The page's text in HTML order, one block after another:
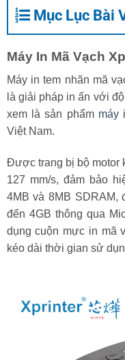
Mục Lục Bài
Máy In Mã Vạch
Máy in tem nhãn mã
là giải pháp in ấn với
xem là sản phẩm máy
Việt Nam.
Được trang bị bộ motor
127 mm/s, đảm bảo
4MB và 8MB SDRAM,
đến 4GB thông qua
dụng cuộn mực in mã
kéo dài thời gian sử